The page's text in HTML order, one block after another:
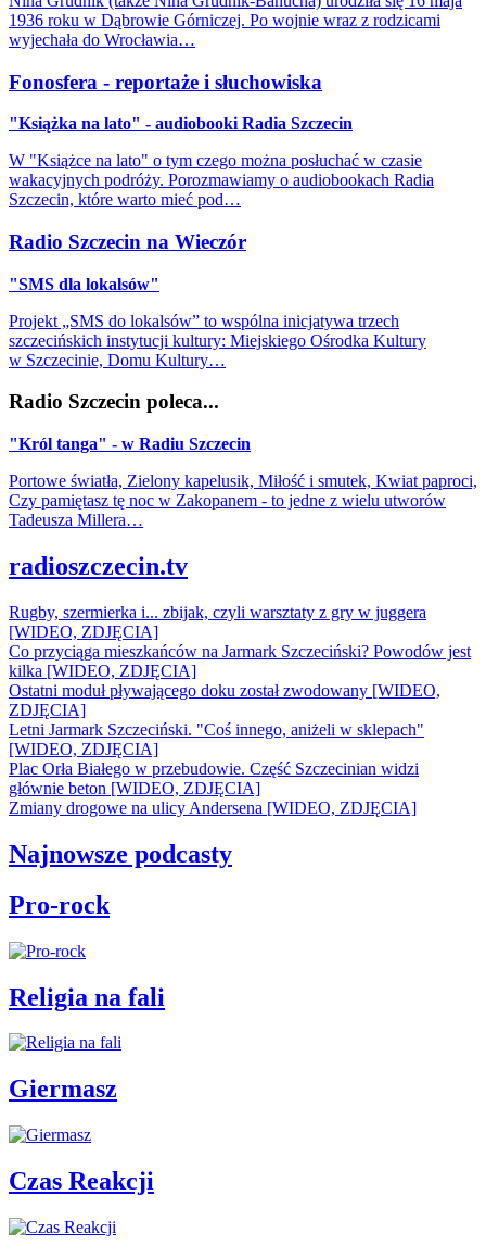
1936 roku w Dąbrowie Górniczej. Po wojnie wraz z rodzicami
wyjechała do Wrocławia…
Fonosfera - reportaże i słuchowiska
"Książka na lato" - audiobooki Radia Szczecin
W "Książce na lato" o tym czego można posłuchać w czasie
wakacyjnych podróży. Porozmawiamy o audiobookach Radia
Szczecin, które warto mieć pod…
Radio Szczecin na Wieczór
"SMS dla lokalsów"
Projekt „SMS do lokalsów” to wspólna inicjatywa trzech
szczecińskich instytucji kultury: Miejskiego Ośrodka Kultury
w Szczecinie, Domu Kultury…
Radio Szczecin poleca...
"Król tanga" - w Radiu Szczecin
Portowe światła, Zielony kapelusik, Miłość i smutek, Kwiat paproci,
Czy pamiętasz tę noc w Zakopanem - to jedne z wielu utworów
Tadeusza Millera…
radioszczecin.tv
Rugby, szermierka i... zbijak, czyli warsztaty z gry w juggera
[WIDEO, ZDJĘCIA]
Co przyciąga mieszkańców na Jarmark Szczeciński? Powodów jest
kilka [WIDEO, ZDJĘCIA]
Ostatni moduł pływającego doku został zwodowany [WIDEO,
ZDJĘCIA]
Letni Jarmark Szczeciński. "Coś innego, aniżeli w sklepach"
[WIDEO, ZDJĘCIA]
Plac Orła Białego w przebudowie. Część Szczecinian widzi
głównie beton [WIDEO, ZDJĘCIA]
Zmiany drogowe na ulicy Andersena [WIDEO, ZDJĘCIA]
Najnowsze podcasty
Pro-rock
Religia na fali
Giermasz
Czas Reakcji